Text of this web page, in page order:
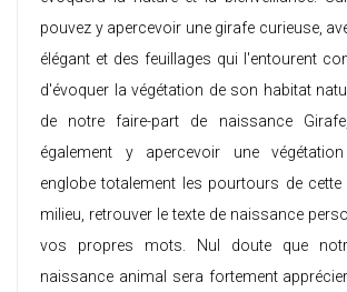
pouvez y apercevoir une girafe curieuse,
élégant et des feuillages qui l'entourent
d'évoquer la végétation de son habitat
de notre faire-part de naissance
également y apercevoir une
englobe totalement les pourtours de
milieu, retrouver le texte de naissance
vos propres mots. Nul doute que
naissance animal
sera fortement